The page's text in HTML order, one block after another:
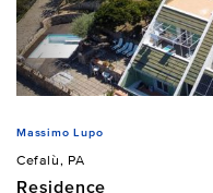
Massimo Lupo
Cefalù, PA
Residence